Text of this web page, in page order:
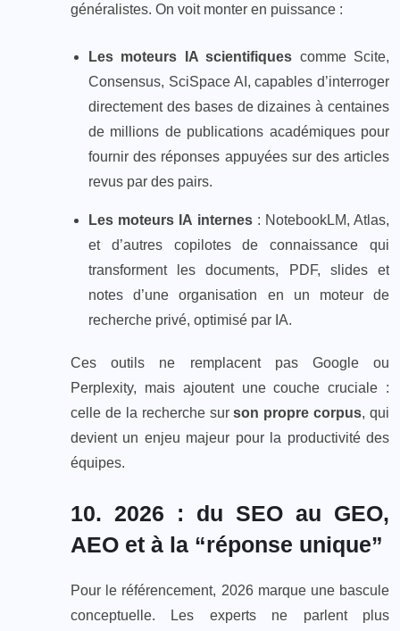
généralistes. On voit monter en puissance :
Les moteurs IA scientifiques comme Scite,
Consensus, SciSpace AI, capables d’interroger
directement des bases de dizaines à centaines
de millions de publications académiques pour
fournir des réponses appuyées sur des articles
revus par des pairs.
Les moteurs IA internes: NotebookLM, Atlas,
et d’autres copilotes de connaissance qui
transforment les documents, PDF, slides et
notes d’une organisation en un moteur de
recherche privé, optimisé par IA.
Ces outils ne remplacent pas Google ou
Perplexity, mais ajoutent une couche cruciale :
celle de la recherche surson propre corpus, qui
devient un enjeu majeur pour la productivité des
équipes.
10. 2026 : du SEO au GEO,
AEO et à la “réponse unique”
Pour le référencement, 2026 marque une bascule
conceptuelle. Les experts ne parlent plus